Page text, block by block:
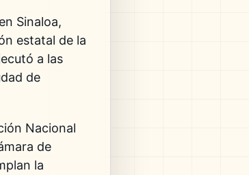
Sinaloa,
estatal de la
a las
de
Nacional
de
la